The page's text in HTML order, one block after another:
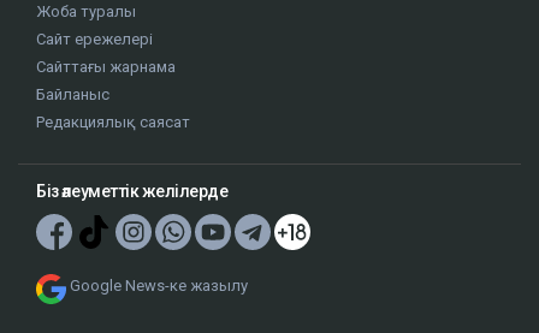
Жоба туралы
Сайт ережелері
Сайттағы жарнама
Байланыс
Редакциялық саясат
Біз әлеуметтік желілерде
Google News-ке жазылу